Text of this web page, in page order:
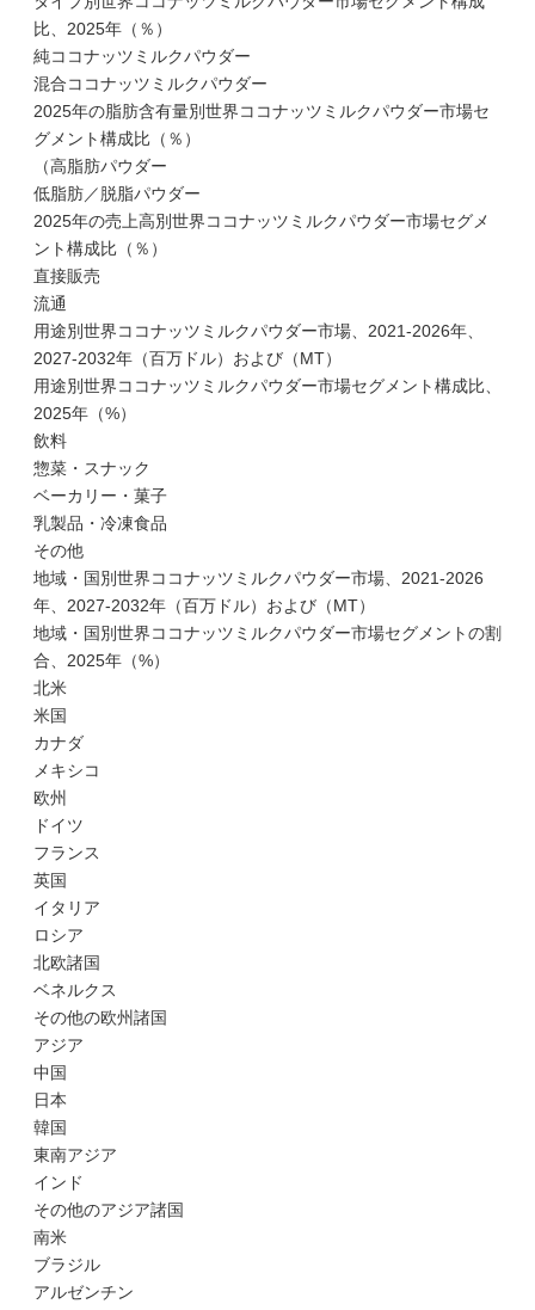
比、2025年（％）
純ココナッツミルクパウダー
混合ココナッツミルクパウダー
2025年の脂肪含有量別世界ココナッツミルクパウダー市場セ
グメント構成比（％）
（高脂肪パウダー
低脂肪／脱脂パウダー
2025年の売上高別世界ココナッツミルクパウダー市場セグメ
ント構成比（％）
直接販売
流通
用途別世界ココナッツミルクパウダー市場、2021-2026年、
2027-2032年（百万ドル）および（MT）
用途別世界ココナッツミルクパウダー市場セグメント構成比、
2025年（%）
飲料
惣菜・スナック
ベーカリー・菓子
乳製品・冷凍食品
その他
地域・国別世界ココナッツミルクパウダー市場、2021-2026
年、2027-2032年（百万ドル）および（MT）
地域・国別世界ココナッツミルクパウダー市場セグメントの割
合、2025年（%）
北米
米国
カナダ
メキシコ
欧州
ドイツ
フランス
英国
イタリア
ロシア
北欧諸国
ベネルクス
その他の欧州諸国
アジア
中国
日本
韓国
東南アジア
インド
その他のアジア諸国
南米
ブラジル
アルゼンチン